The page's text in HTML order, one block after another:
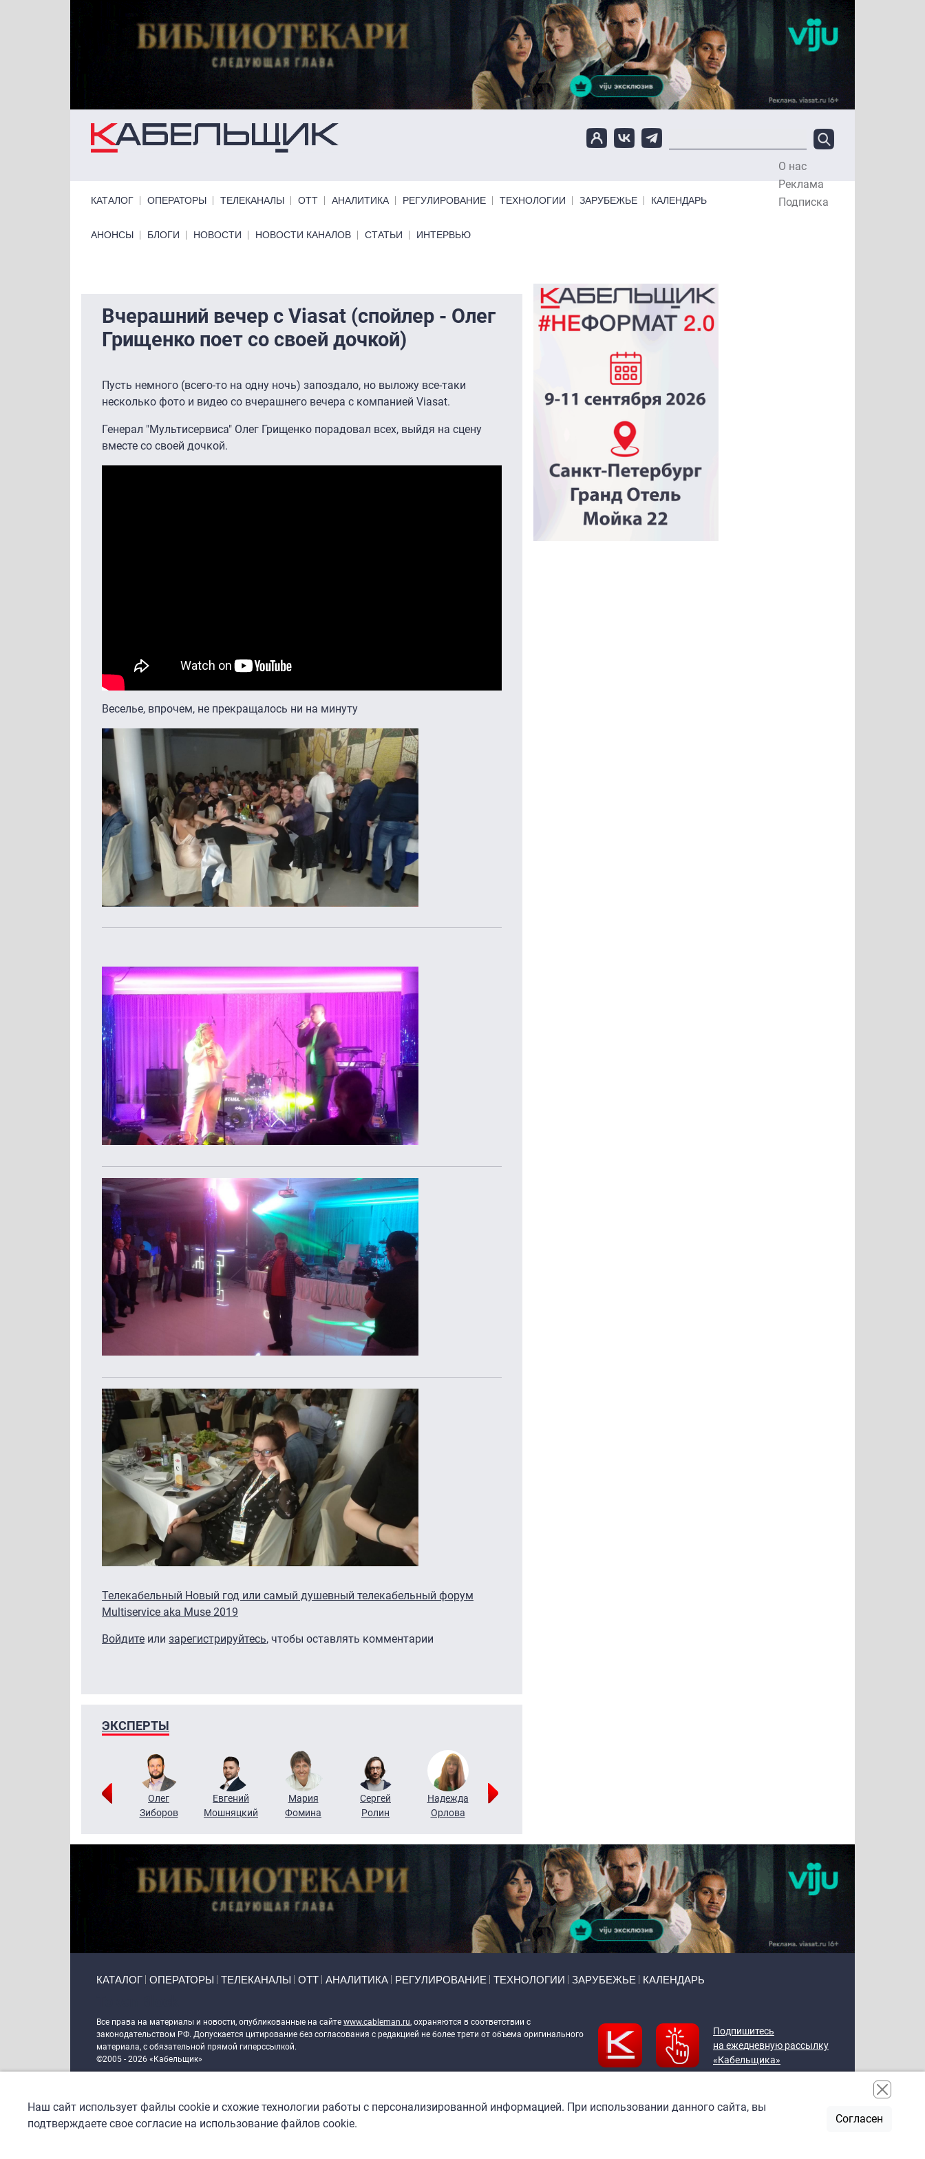
О нас
Реклама
Подписка
КАТАЛОГ ОПЕРАТОРЫ ТЕЛЕКАНАЛЫ ОТТ АНАЛИТИКА РЕГУЛИРОВАНИЕ ТЕХНОЛОГИИ ЗАРУБЕЖЬЕ КАЛЕНДАРЬ
Primary links bottom
АНОНСЫ БЛОГИ НОВОСТИ НОВОСТИ КАНАЛОВ СТАТЬИ ИНТЕРВЬЮ
Вчерашний вечер с Viasat (спойлер - Олег
Грищенко поет со своей дочкой)
Пусть немного (всего-то на одну ночь) запоздало, но выложу все-таки
несколько фото и видео со вчерашнего вечера с компанией Viasat.
Генерал "Мультисервиса" Олег Грищенко порадовал всех, выйдя на сцену
вместе со своей дочкой.
Веселье, впрочем, не прекращалось ни на минуту
Телекабельный Новый год или самый душевный телекабельный форум
Multiservice aka Muse 2019
Войдите или зарегистрируйтесь, чтобы оставлять комментарии
ЭКСПЕРТЫ
Григорий
Олег
Зиборов
Евгений
Мошняцкий
Мария
Фомина
Сергей
Ролин
Надежда
Орлова
КАТАЛОГ ОПЕРАТОРЫ ТЕЛЕКАНАЛЫ ОТТ АНАЛИТИКА РЕГУЛИРОВАНИЕ ТЕХНОЛОГИИ ЗАРУБЕЖЬЕ КАЛЕНДАРЬ
Все права на материалы и новости, опубликованные на сайте www.cableman.ru, охраняются в соответствии с
законодательством РФ. Допускается цитирование без согласования с редакцией не более трети от объема оригинального
материала, с обязательной прямой гиперссылкой.
©2005 - 2026 «Кабельщик»
DrupalCoder — поддержка сайта c 2017 года
Подпишитесь
на ежедневную рассылку
«Кабельщика»
Наш сайт использует файлы cookie и схожие технологии работы с персонализированной информацией. При использовании данного сайта, вы
подтверждаете свое согласие на использование файлов cookie.
Согласен